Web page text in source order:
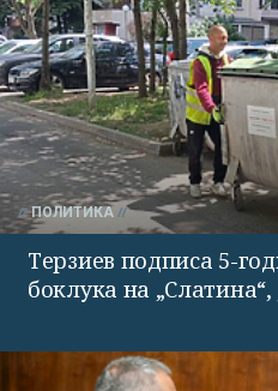
ПОЛИТИКА
Терзиев подписа 5-
боклука на „Слатина“,